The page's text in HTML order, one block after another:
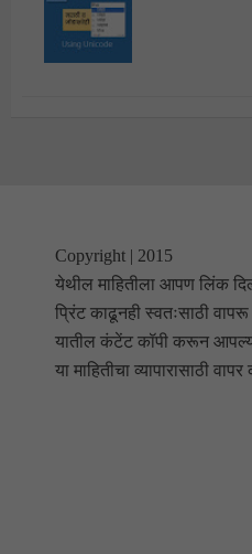
Copyright | 2015
येथील माहितीला आपण लिंक
प्रिंट काढूनही स्वतःसाठी
यातील कंटेंट कॉपी करून
या माहितीचा व्यापारासाठी